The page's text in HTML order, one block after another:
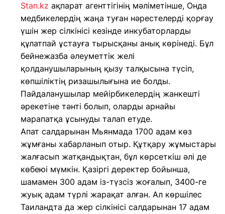
Stan.kz ақпарат агенттігінің мәліметінше, Онда
медбикелердің жаңа туған нәрестелерді қорғау
үшін жер сілкінісі кезінде инкубаторларды
құлатпай ұстауға тырысқаны анық көрінеді. Бұл
бейнежазба әлеуметтік желі
қолданушыларының қызу талқысына түсіп,
көпшіліктің ризашылығына ие болды.
Пайдаланушылар мейірбикелердің жанкешті
әрекетіне тәнті болып, оларды арнайы
марапатқа ұсынуды талап етуде.
Апат салдарынан Мьянмада 1700 адам көз
жұмғаны хабарланып отыр. Құтқару жұмыстары
жалғасып жатқандықтан, бұл көрсеткіш әлі де
көбеюі мүмкін. Қазіргі деректер бойынша,
шамамен 300 адам із-түзсіз жоғалып, 3400-ге
жуық адам түрлі жарақат алған. Ал көршілес
Таиландта да жер сілкінісі салдарынан 17 адам